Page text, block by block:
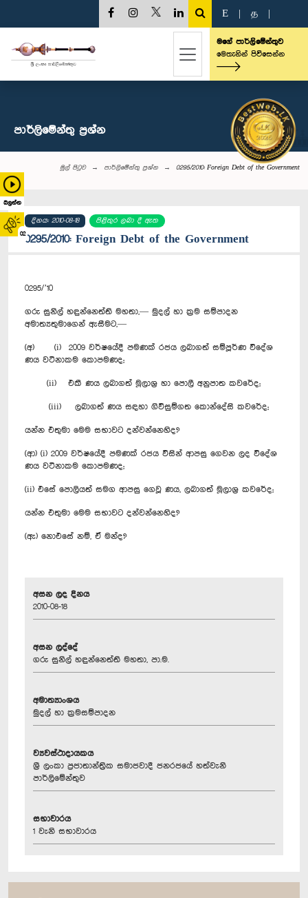
බලන්න
02
E த
මගේ පාර්ලිමේන්තුව
මෙතැනින් පිවිසෙන්න
පාර්ලි‌මේන්තු‌ ප්‍රශ්න
මුල් පිටුව පාර්ලි‌මේන්තු‌ ප්‍රශ්න 0295/2010: Foreign Debt of the Government
දිනය: 2010-08-18 පිළිතුර ලබා දී ඇත
0295/2010: Foreign Debt of the Government
0295/’10
ගරු සුනිල් හඳුන්නෙත්ති මහතා,— මුදල් හා ක්‍රම සම්පාදන
අමාත්‍යතුමාගෙන් ඇසීමට,—
(අ) (i) 2009 වර්ෂයේදී පමණක් රජය ලබාගත් සම්පූර්ණ විදේශ
ණය වටිනාකම කොපමණද;
(ii) එකී ණය ලබාගත් මූලාශ්‍ර හා පොලී අනුපාත කවරේද;
(iii) ලබාගත් ණය සඳහා ගිවිසුම්ගත කොන්දේසි කවරේද;
යන්න එතුමා මෙම සභාවට දන්වන්නෙහිද?
(ආ) (i) 2009 වර්ෂයේදී පමණක් රජය විසින් ආපසු ගෙවන ලද විදේශ
ණය වටිනාකම කොපමණද;
(ii) ‍එසේ පොලියත් සමග ආපසු ගෙවූ ණය, ලබාගත් මූලාශ්‍ර කවරේද;
යන්න එතුමා මෙම සභාවට දන්වන්නෙහිද?
(ඇ) ‍නොඑසේ නම්, ඒ මන්ද?
අසන ලද දිනය
2010-08-18
අසන ලද්දේ
ගරු සුනිල් හඳුන්නෙත්ති මහතා, පා.ම.
අමාත්‍යාංශය
මුදල් හා ක්‍රමසම්පාදන
ව්‍යවස්ථාදායකය
ශ්‍රී ලංකා ප්‍රජාතාන්ත්‍රික සමාජවාදී ජනරජයේ හත්වැනි
පාර්ලිමේන්තුව
සභාවාරය
1 වැනි සභාවාරය